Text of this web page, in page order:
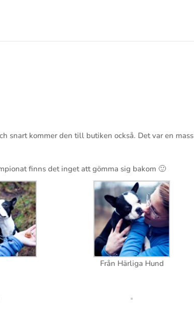
snart kommer den till butiken också. Det var en
finns det inget att gömma sig bakom 🙂
Från Härliga Hund